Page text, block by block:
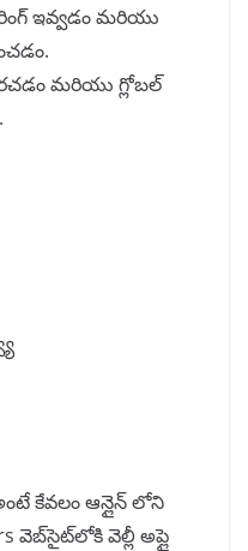
ఇవ్వడం మరియు
మరియు గ్లోబల్
కేవలం ఆన్లైన్ లోని
వెబ్‌సైట్‌లోకి వెల్లీ అప్లై